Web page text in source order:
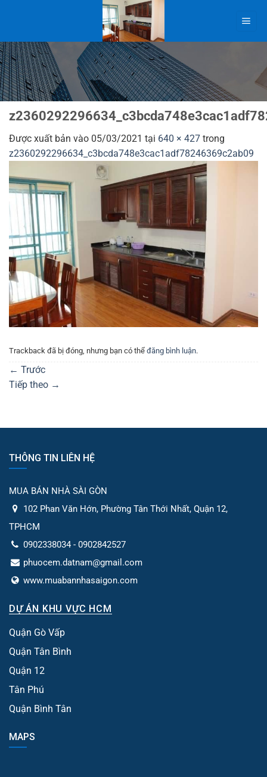
dung
Được xuất bản vào 05/03/2021 tại 640 × 427 trong
z2360292296634_c3bcda748e3cac1adf78246369c2ab09
Trackback đã bị đóng, nhưng bạn có thể đăng bình luận.
← Trước
Tiếp theo →
THÔNG TIN LIÊN HỆ
MUA BÁN NHÀ SÀI GÒN
102 Phan Văn Hớn, Phường Tân Thới Nhất, Quận 12,
TPHCM
0902338034 - 0902842527
phuocem.datnam@gmail.com
www.muabannhasaigon.com
DỰ ÁN KHU VỰC HCM
Quận Gò Vấp
Quận Tân Bình
Quận 12
Tân Phú
Quận Bình Tân
MAPS